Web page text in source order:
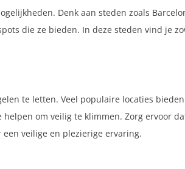
Denk aan steden zoals
die ze bieden. In deze steden vind je
te letten. Veel populaire locaties
om veilig te klimmen. Zorg ervoor
veilige en plezierige ervaring.